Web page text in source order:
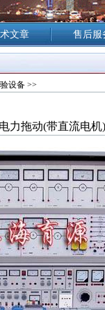
文章 售后服
设备 >>
力拖动(带直流电机